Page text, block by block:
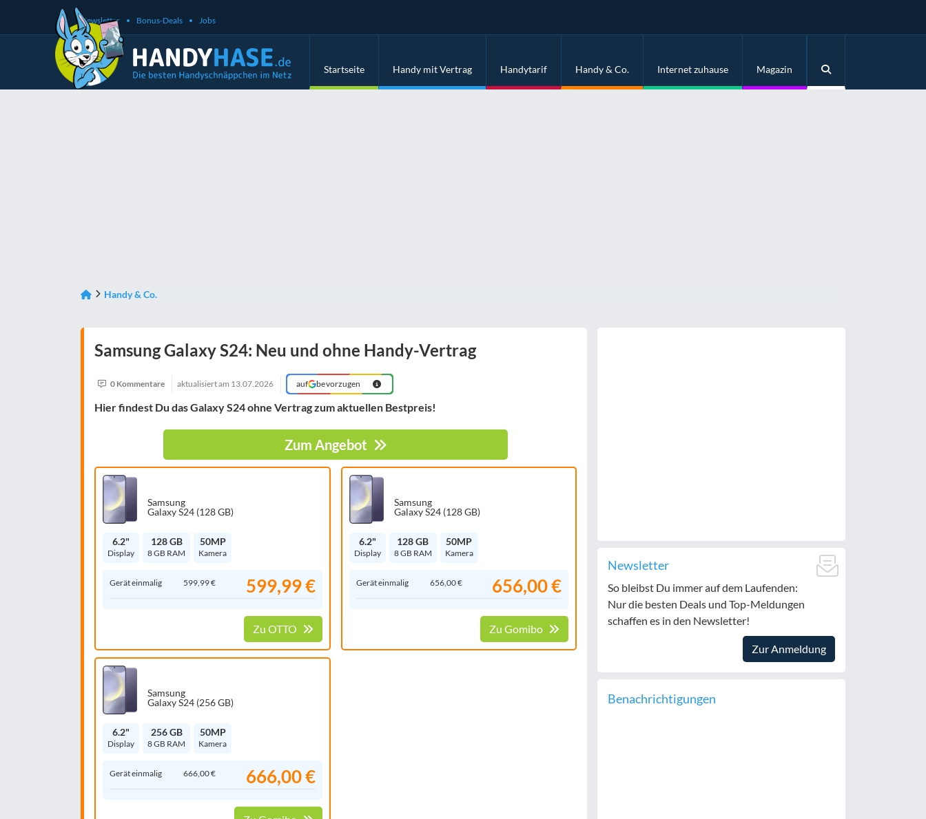
Newsletter Bonus-Deals Jobs
Startseite Handy mit Vertrag Handytarif Handy & Co. Internet zuhause Magazin
Handy & Co.
Samsung Galaxy S24: Neu und ohne Handy-Vertrag
0 Kommentare aktualisiert am 13.07.2026 auf bevorzugen
Hier findest Du dasGalaxy S24 ohne Vertragzum aktuellen Bestpreis!
Zum Angebot
Samsung
Galaxy S24 (128 GB)
6.2"
Display
128 GB
8 GB RAM
50MP
Kamera
Gerät einmalig 599,99 € 599,99 €
Zu OTTO
Samsung
Galaxy S24 (128 GB)
6.2"
Display
128 GB
8 GB RAM
50MP
Kamera
Gerät einmalig 656,00 € 656,00 €
Zu Gomibo
Samsung
Galaxy S24 (256 GB)
6.2"
Display
256 GB
8 GB RAM
50MP
Kamera
Gerät einmalig 666,00 € 666,00 €
Newsletter
So bleibst Du immer auf dem Laufenden:
Nur die besten Deals und Top-Meldungen
schaffen es in den Newsletter!
Zur Anmeldung
Benachrichtigungen